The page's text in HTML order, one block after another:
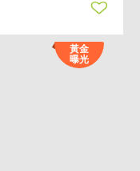
黃金
曝光